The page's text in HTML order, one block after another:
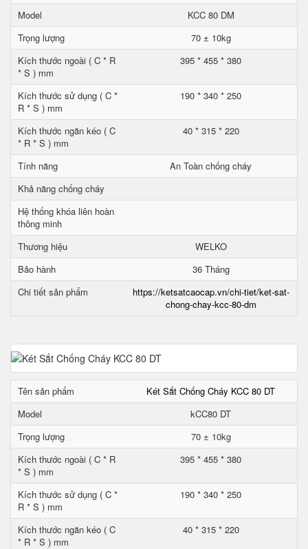
Model
KCC 80 DM
Trọng lượng
70 ± 10kg
Kích thước ngoài ( C * R
* S ) mm
395 * 455 * 380
Kích thước sử dụng ( C *
R * S ) mm
190 * 340 * 250
Kích thước ngăn kéo ( C
* R * S ) mm
40 * 315 * 220
Tính năng
An Toàn chống cháy
Khả năng chống cháy
Hệ thống khóa liên hoàn
thông minh
Thương hiệu
WELKO
Bảo hành
36 Tháng
Chi tiết sản phẩm
https://ketsatcaocap.vn/chi-tiet/ket-sat-
chong-chay-kcc-80-dm
Tên sản phẩm
Két Sắt Chống Cháy KCC 80 DT
Model
kCC80 DT
Trọng lượng
70 ± 10kg
Kích thước ngoài ( C * R
* S ) mm
395 * 455 * 380
Kích thước sử dụng ( C *
R * S ) mm
190 * 340 * 250
Kích thước ngăn kéo ( C
* R * S ) mm
40 * 315 * 220